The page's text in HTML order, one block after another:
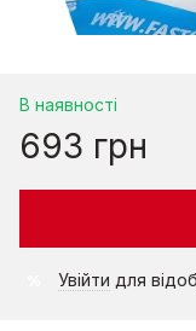
В наявності
693 грн
Увійти для